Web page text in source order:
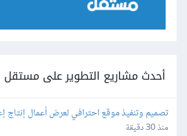
أحدث مشاريع التطوير على مستقل
تصميم وتنفيذ موقع احترافي لعرض أعمال إنتاج
منذ 30 دقيقة